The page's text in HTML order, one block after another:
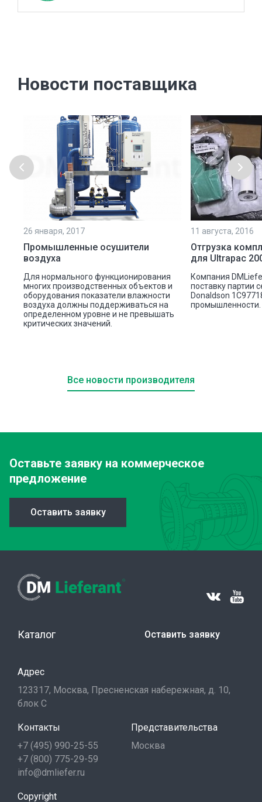
Новости поставщика
26 января, 2017
Промышленные осушители
воздуха
Для нормального функционирования
многих производственных объектов и
оборудования показатели влажности
воздуха должны поддерживаться на
определенном уровне и не превышать
критических значений.
11 августа, 2016
Отгрузка
для Ultrapac
Компания
поставку партии
Donaldson
промышленности.
Все новости производителя
Оставьте заявку на коммерческое
предложение
Оставить заявку
Каталог Оставить заявку
Адрес
123317, Москва, Пресненская набережная, д. 10,
блок С
Контакты
+7 (495) 990-25-55
+7 (800) 775-29-59
info@dmliefer.ru
Представительства
Москва
Copyright